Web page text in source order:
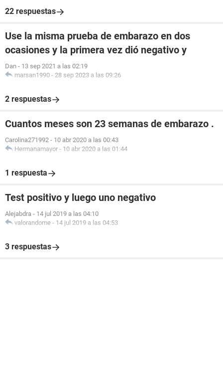
22 respuestas
Use la misma prueba de embarazo en dos
ocasiones y la primera vez dió negativo y
Dan - 13 sep 2021 a las 02:19
marsan1990 - 28 sep 2023 a las 09:26
2 respuestas
Cuantos meses son 23 semanas de embarazo .
Carolina271992 - 10 abr 2020 a las 00:43
Hermanamayor - 10 abr 2020 a las 01:44
1 respuesta
Test positivo y luego uno negativo
Alejabdra - 14 jul 2019 a las 04:10
valorandome - 14 jul 2019 a las 04:53
3 respuestas